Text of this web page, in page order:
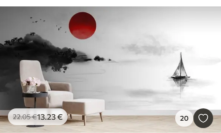
22.05€13.23€ 20